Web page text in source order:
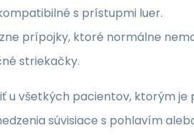
s prístupmi luer.
prípojky, ktoré normálne
striekačky.
u všetkých pacientov, ktorým je
súvisiace s pohlavím